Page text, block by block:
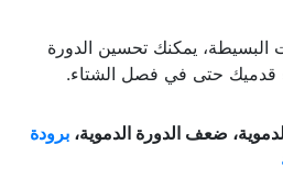
البسيطة، يمكنك تحسين الدورة
قدميك حتى في فصل الشتاء.
ضعف الدورة الدموية، برودة